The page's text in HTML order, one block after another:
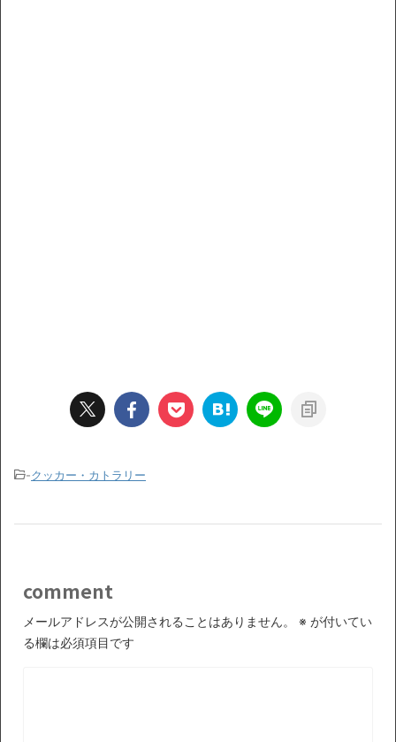
-クッカー・カトラリー
comment
メールアドレスが公開されることはありません。 ※ が付いてい
る欄は必須項目です